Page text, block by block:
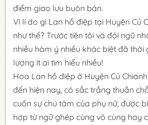
điểm giao lưu buôn bán.
Vì lí do gì Lan hồ điệp tại Huyện Củ
như thế? Trước tiên tôi và đội ngũ
nhiều hàm ý nhiều khác biệt đã thời
lượng ít ai tìm hiểu nhiều!
Hoa Lan hồ điệp ở Huyện Củ
đến hiện nay, có sắc trắng thuần
cuốn sự chú tâm của phụ nữ, được
hợp từ ngữ ghép cùng vô cùng hay